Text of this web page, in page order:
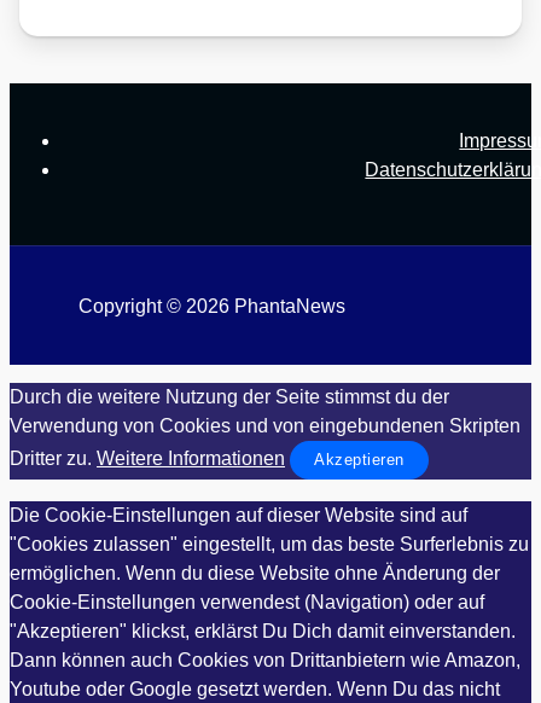
Copyright © 2026 PhantaNews
Durch die weitere Nutzung der Seite stimmst du der
Verwendung von Cookies und von eingebundenen Skripten
Dritter zu. Weitere Informationen Akzeptieren
Die Cookie-Einstellungen auf dieser Website sind auf
"Cookies zulassen" eingestellt, um das beste Surferlebnis zu
ermöglichen. Wenn du diese Website ohne Änderung der
Cookie-Einstellungen verwendest (Navigation) oder auf
"Akzeptieren" klickst, erklärst Du Dich damit einverstanden.
Dann können auch Cookies von Drittanbietern wie Amazon,
Youtube oder Google gesetzt werden. Wenn Du das nicht